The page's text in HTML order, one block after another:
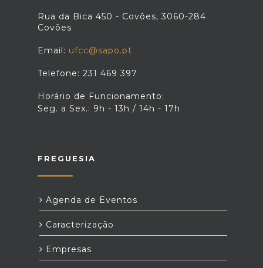
Rua da Bica 450 - Covões, 3060-284
Covões
Email: ufcc@sapo.pt
Telefone: 231 469 397
Horário de Funcionamento:
Seg. a Sex.: 9h - 13h / 14h - 17h
FREGUESIA
Agenda de Eventos
Caracterização
Empresas